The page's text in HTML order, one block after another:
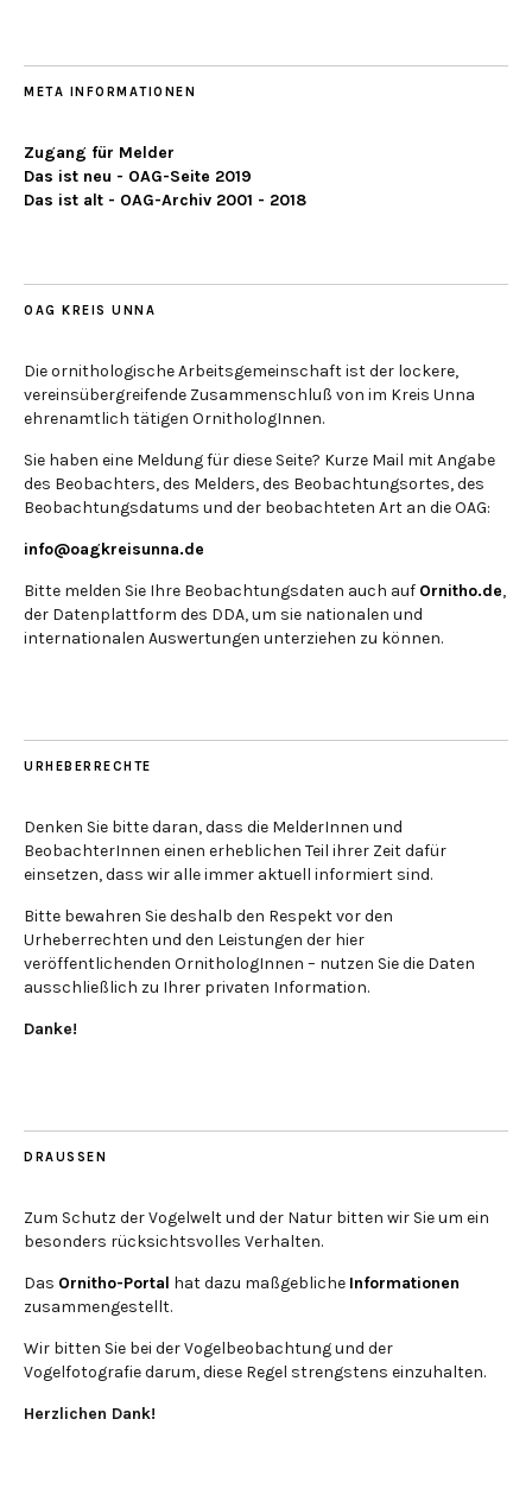
META INFORMATIONEN
Zugang für Melder
Das ist neu - OAG-Seite 2019
Das ist alt - OAG-Archiv 2001 - 2018
OAG KREIS UNNA
Die ornithologische Arbeitsgemeinschaft ist der lockere,
vereinsübergreifende Zusammenschluß von im Kreis Unna
ehrenamtlich tätigen OrnithologInnen.
Sie haben eine Meldung für diese Seite? Kurze Mail mit Angabe
des Beobachters, des Melders, des Beobachtungsortes, des
Beobachtungsdatums und der beobachteten Art an die OAG:
info@oagkreisunna.de
Bitte melden Sie Ihre Beobachtungsdaten auch auf Ornitho.de,
der Datenplattform des DDA, um sie nationalen und
internationalen Auswertungen unterziehen zu können.
URHEBERRECHTE
Denken Sie bitte daran, dass die MelderInnen und
BeobachterInnen einen erheblichen Teil ihrer Zeit dafür
einsetzen, dass wir alle immer aktuell informiert sind.
Bitte bewahren Sie deshalb den Respekt vor den
Urheberrechten und den Leistungen der hier
veröffentlichenden OrnithologInnen – nutzen Sie die Daten
ausschließlich zu Ihrer privaten Information.
Danke!
DRAUSSEN
Zum Schutz der Vogelwelt und der Natur bitten wir Sie um ein
besonders rücksichtsvolles Verhalten.
Das Ornitho-Portal hat dazu maßgebliche Informationen
zusammengestellt.
Wir bitten Sie bei der Vogelbeobachtung und der
Vogelfotografie darum, diese Regel strengstens einzuhalten.
Herzlichen Dank!